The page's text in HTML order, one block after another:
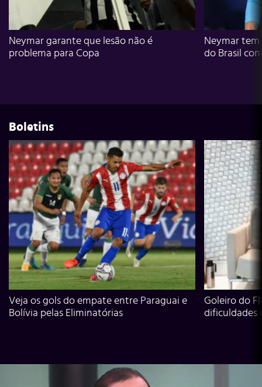
Neymar garante que lesão não é
problema para Copa
Neymar
do Brasil
Boletins
Veja os gols do empate entre Paraguai e
Bolívia pelas Eliminatórias
Goleiro do
dificuldades